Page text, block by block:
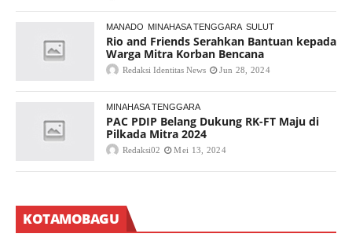
MANADO MINAHASA TENGGARA SULUT
Rio and Friends Serahkan Bantuan kepada
Warga Mitra Korban Bencana
Redaksi Identitas News Jun 28, 2024
MINAHASA TENGGARA
PAC PDIP Belang Dukung RK-FT Maju di
Pilkada Mitra 2024
Redaksi02 Mei 13, 2024
KOTAMOBAGU